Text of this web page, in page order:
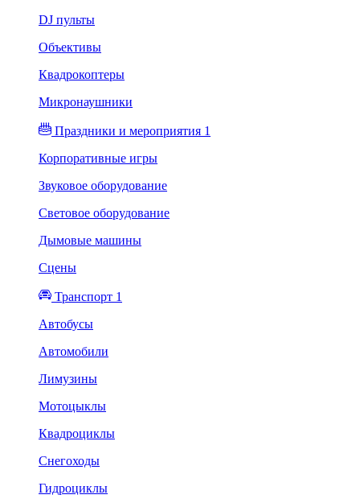
DJ пульты
Объективы
Квадрокоптеры
Микронаушники
Праздники и мероприятия 1
Корпоративные игры
Звуковое оборудование
Световое оборудование
Дымовые машины
Сцены
Транспорт 1
Автобусы
Автомобили
Лимузины
Мотоцыклы
Квадроциклы
Снегоходы
Гидроциклы